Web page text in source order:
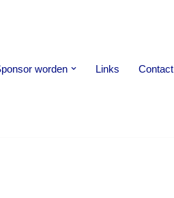
worden Links Contact